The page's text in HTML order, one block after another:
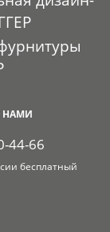
НАМИ
44-66
бесплатный